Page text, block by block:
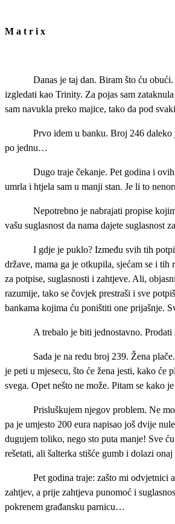
M a t r i x
Danas je taj dan. Biram što ću
izgledati kao Trinity. Za pojas sam
sam navukla preko majice, tako da pod
Prvo idem u banku. Broj 246 daleko
po jednu…
Dugo traje čekanje. Pet godina i
umrla i htjela sam u manji stan. Je li to
Nepotrebno je nabrajati propise
vašu suglasnost da nama dajete suglasnost
I gdje je puklo? Između svih tih
države, mama ga je otkupila, sjećam se i
za potpise, suglasnosti i zahtjeve. Ali,
razumije, tako se čovjek prestraši i sve
bankama kojima ću poništiti one prijašnje.
A trebalo je biti jednostavno.
Sada je na redu broj 239. Žena
je peti u mjesecu, što će žena jesti, kako
svega. Opet nešto ne može. Pitam se kako
Prisluškujem njegov problem. Ne
pa je umjesto 200 eura napisao još dvije
dugujem toliko, nego sto puta manje! Sve
rešetati, ali šalterka stišće gumb i dolazi
Pet godina traje: zašto mi odvjetnici
zahtjev, a prije zahtjeva punomoć i
pokrenem građansku parnicu…